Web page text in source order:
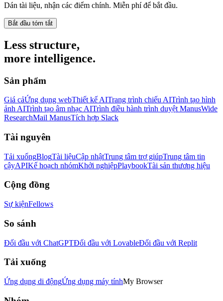
Dán tài liệu, nhận các điểm chính. Miễn phí để bắt đầu.
Bắt đầu tóm tắt
Less structure,
more intelligence.
Sản phẩm
Giá cảỨng dụng webThiết kế AITrang trình chiếu AITrình tạo hình
ảnh AITrình tạo âm nhạc AITrình điều hành trình duyệt ManusWide
ResearchMail ManusTích hợp Slack
Tài nguyên
Tải xuốngBlogTài liệuCập nhậtTrung tâm trợ giúpTrung tâm tin
cậyAPIKế hoạch nhómKhởi nghiệpPlaybookTài sản thương hiệu
Cộng đồng
Sự kiệnFellows
So sánh
Đối đầu với ChatGPTĐối đầu với LovableĐối đầu với Replit
Tải xuống
Ứng dụng di độngỨng dụng máy tínhMy Browser